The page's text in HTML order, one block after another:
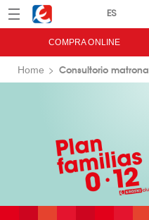
Menú Eroski
COMPRA ONLINE
Home Consultorio matrona